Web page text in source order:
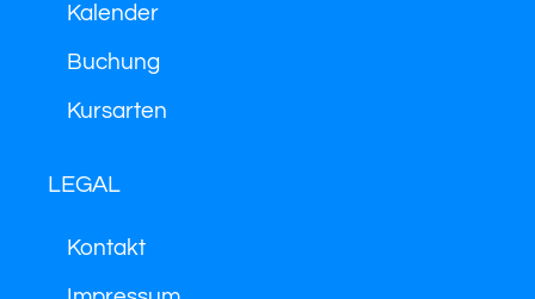
Kalender
Buchung
Kursarten
LEGAL
Kontakt